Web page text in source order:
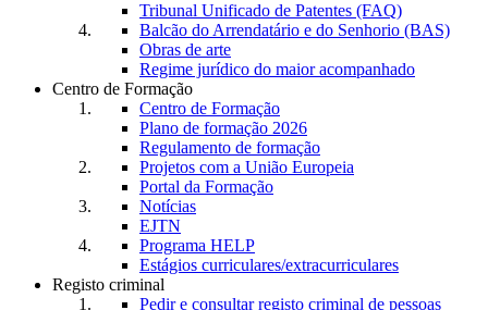
Tribunal Unificado de Patentes (FAQ)
Balcão do Arrendatário e do Senhorio (BAS)
Obras de arte
Regime jurídico do maior acompanhado
Centro de Formação
Centro de Formação
Plano de formação 2026
Regulamento de formação
Projetos com a União Europeia
Portal da Formação
Notícias
EJTN
Programa HELP
Estágios curriculares/extracurriculares
Registo criminal
Pedir e consultar registo criminal de pessoas